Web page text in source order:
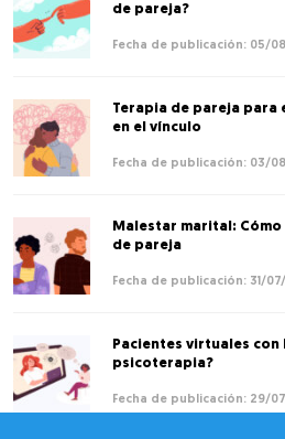
de pareja?
05/
Terapia de pareja para
en el vínculo
03/
Malestar marital:
de pareja
31/
Pacientes virtuales con
psicoterapia?
29/